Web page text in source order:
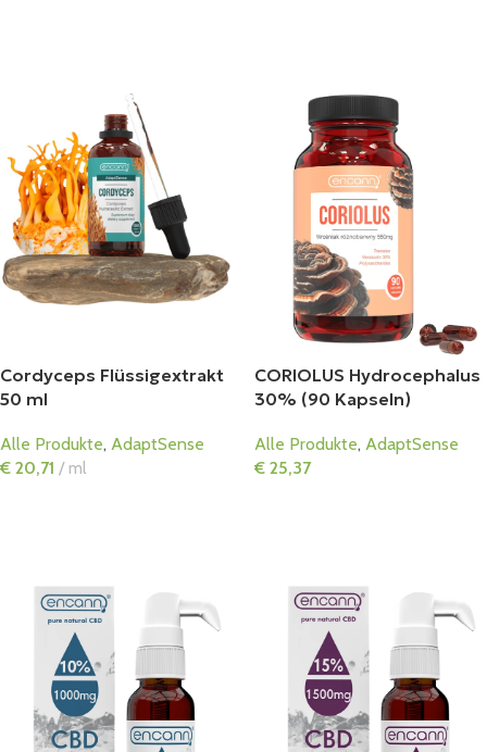
Cordyceps Flüssigextrakt
50 ml
Alle Produkte, AdaptSense
€ 20,71 ml
CORIOLUS Hydrocephalus
30% (90 Kapseln)
Alle Produkte, AdaptSense
€ 25,37